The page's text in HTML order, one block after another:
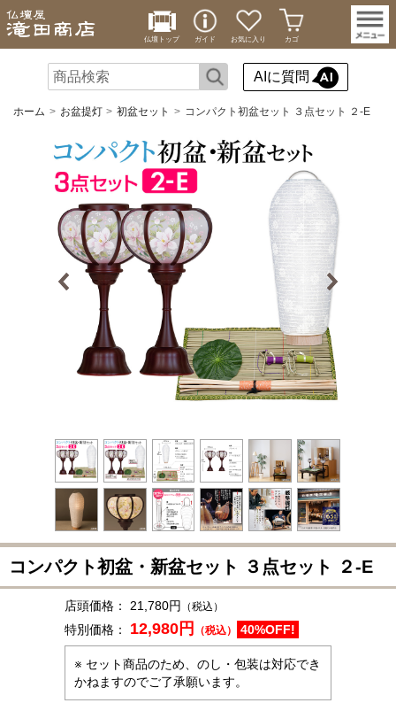
仏壇トップ ガイド お気に入り カゴ
AIに質問
ホーム お盆提灯 初盆セット コンパクト初盆セット ３点セット ２-E
コンパクト初盆・新盆セット ３点セット ２-E
店頭価格： 21,780円 （税込）
特別価格： 12,980円 （税込） 40%OFF!
※ セット商品のため、のし・包装は対応でき
かねますのでご了承願います。